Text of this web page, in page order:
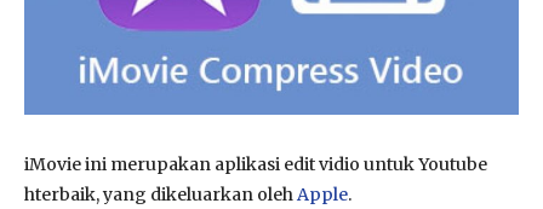
iMovie ini merupakan aplikasi edit vidio untuk Youtube
hterbaik, yang dikeluarkan olehApple.